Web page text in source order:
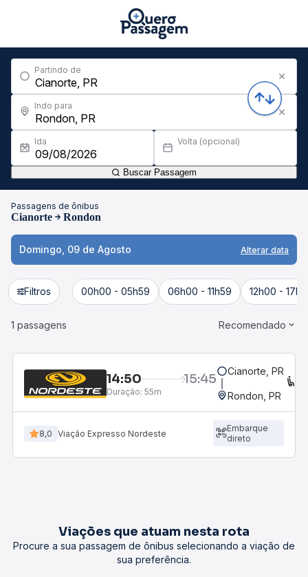
Partindo de
Indo para
Ida Volta (opcional)
Buscar Passagem
Passagens de ônibus
Cianorte Rondon
Domingo, 09 de Agosto Alterar data
Filtros 00h00 - 05h59 06h00 - 11h59 12h00 -
1 passagens Recomendado
14:50 15:45
Duração: 55m
Cianorte, PR
Rondon, PR
8,0 Viação Expresso Nordeste
Embarque
direto
Viações que atuam nesta rota
Procure a sua passagem de ônibus selecionando a viação de
sua preferência.